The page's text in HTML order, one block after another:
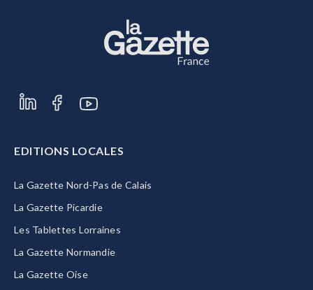
EDITIONS LOCALES
La Gazette Nord-Pas de Calais
La Gazette Picardie
Les Tablettes Lorraines
La Gazette Normandie
La Gazette Oise